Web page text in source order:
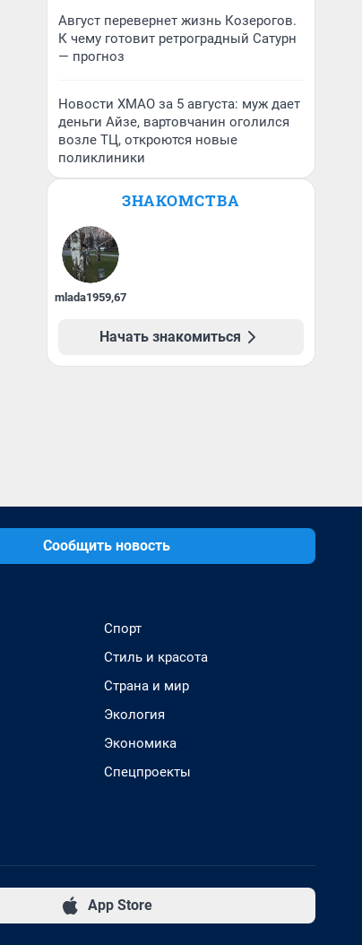
Август перевернет жизнь Козерогов.
К чему готовит ретроградный Сатурн
— прогноз
Новости ХМАО за 5 августа: муж дает
деньги Айзе, вартовчанин оголился
возле ТЦ, откроются новые
поликлиники
ЗНАКОМСТВА
mlada1959,67
Начать знакомиться
Сообщить новость
Спорт
Стиль и красота
Страна и мир
Экология
Экономика
Спецпроекты
App Store